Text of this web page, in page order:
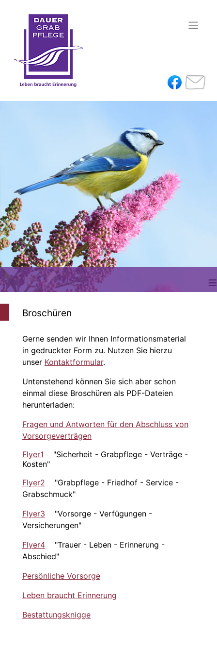
≡
Broschüren
Gerne senden wir Ihnen Informationsmaterial
in gedruckter Form zu. Nutzen Sie hierzu
unser Kontaktformular.
Untenstehend können Sie sich aber schon
einmal diese Broschüren als PDF-Dateien
herunterladen:
Fragen und Antworten für den Abschluss von
Vorsorgeverträgen
Flyer1 "Sicherheit - Grabpflege - Verträge -
Kosten"
Flyer2 "Grabpflege - Friedhof - Service -
Grabschmuck"
Flyer3 "Vorsorge - Verfügungen -
Versicherungen"
Flyer4 "Trauer - Leben - Erinnerung -
Abschied"
Persönliche Vorsorge
Leben braucht Erinnerung
Bestattungsknigge